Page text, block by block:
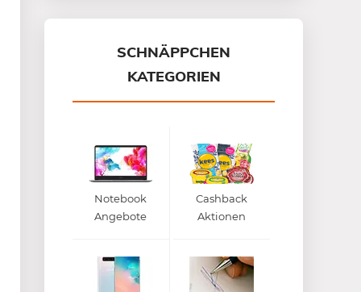
SCHNÄPPCHEN
KATEGORIEN
Notebook
Angebote
Cashback
Aktionen